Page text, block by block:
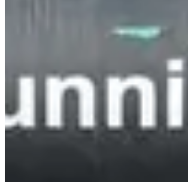
Une petite balade dominicale en très bonne
d'endorphines et ton shoot de nature made in
Alpes.